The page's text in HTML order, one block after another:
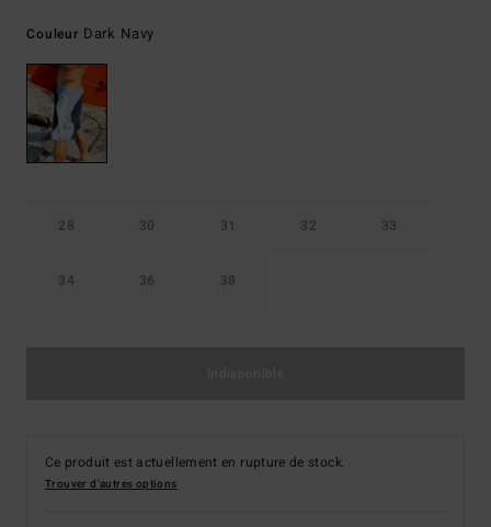
Couleur Dark Navy
28 30 31 32 33
34 36 38
Ce produit est actuellement en rupture de stock.
Trouver d'autres options